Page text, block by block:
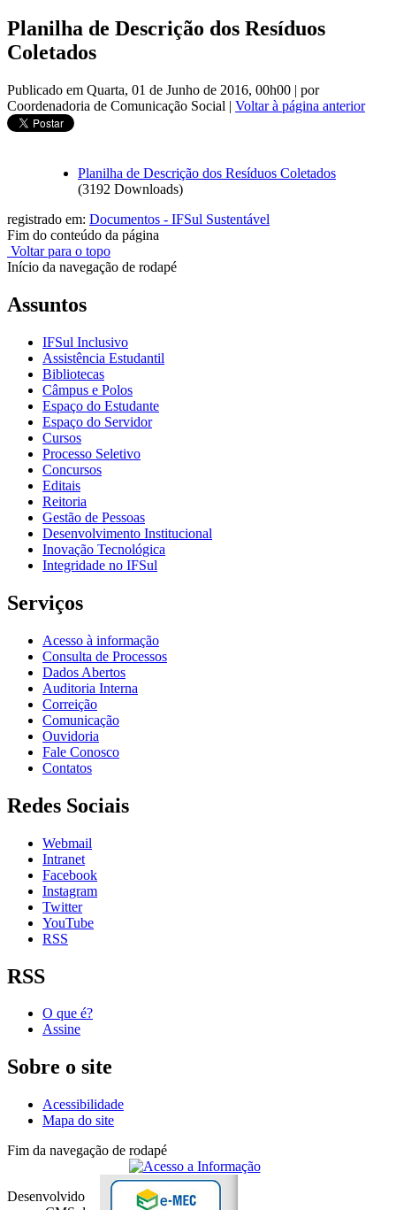
Planilha de Descrição dos Resíduos
Coletados
Publicado em Quarta, 01 de Junho de 2016, 00h00 | por
Coordenadoria de Comunicação Social | Voltar à página anterior
Planilha de Descrição dos Resíduos Coletados
(3192 Downloads)
registrado em: Documentos - IFSul Sustentável
Fim do conteúdo da página
Voltar para o topo
Início da navegação de rodapé
Assuntos
IFSul Inclusivo
Assistência Estudantil
Bibliotecas
Câmpus e Polos
Espaço do Estudante
Espaço do Servidor
Cursos
Processo Seletivo
Concursos
Editais
Reitoria
Gestão de Pessoas
Desenvolvimento Institucional
Inovação Tecnológica
Integridade no IFSul
Serviços
Acesso à informação
Consulta de Processos
Dados Abertos
Auditoria Interna
Correição
Comunicação
Ouvidoria
Fale Conosco
Contatos
Redes Sociais
Webmail
Intranet
Facebook
Instagram
Twitter
YouTube
RSS
RSS
O que é?
Assine
Sobre o site
Acessibilidade
Mapa do site
Fim da navegação de rodapé
Desenvolvido